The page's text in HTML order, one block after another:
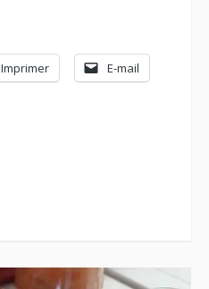
Imprimer E-mail